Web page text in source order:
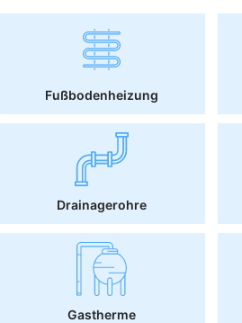
Fußbodenheizung
Drainagerohre
Gastherme